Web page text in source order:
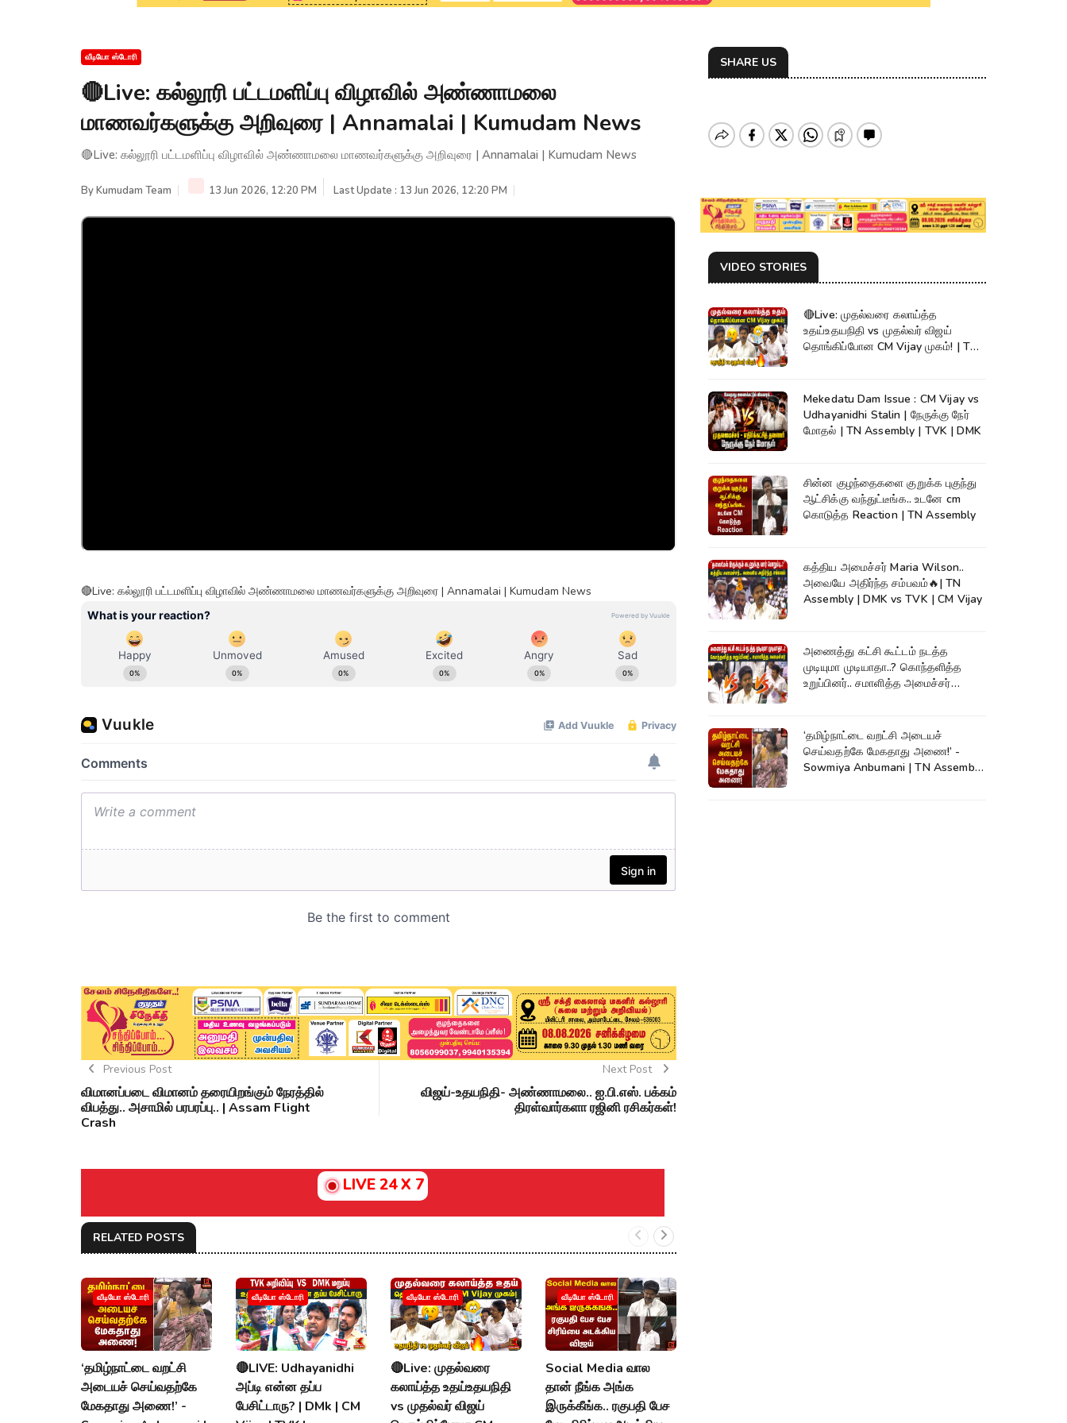
வீடியோ ஸ்டோரி
🔴Live: கல்லூரி பட்டமளிப்பு விழாவில் அண்ணாமலை
மாணவர்களுக்கு அறிவுரை | Annamalai | Kumudam News
🔴Live: கல்லூரி பட்டமளிப்பு விழாவில் அண்ணாமலை மாணவர்களுக்கு அறிவுரை | Annamalai | Kumudam News
ByKumudam Team 13 Jun 2026, 12:20 PM Last Update : 13 Jun 2026, 12:20 PM
🔴Live: கல்லூரி பட்டமளிப்பு விழாவில் அண்ணாமலை மாணவர்களுக்கு அறிவுரை | Annamalai | Kumudam News
Previous Post
விமானப்படை விமானம் தரையிறங்கும் நேரத்தில்
விபத்து.. அசாமில் பரபரப்பு.. | Assam Flight
Crash
Next Post
விஜய்-உதயநிதி- அண்ணாமலை.. ஐ.பி.எஸ். பக்கம்
திரள்வார்களா ரஜினி ரசிகர்கள்!
LIVE 24 X 7
RELATED POSTS
வீடியோ ஸ்டோரி
‘தமிழ்நாட்டை வறட்சி
அடையச் செய்வதற்கே
மேகதாது அணை!’ -
வீடியோ ஸ்டோரி
🔴LIVE: Udhayanidhi
அப்டி என்ன தப்ப
பேசிட்டாரு? | DMk | CM
வீடியோ ஸ்டோரி
🔴Live: முதல்வரை
கலாய்த்த உதய்உதயநிதி
vs முதல்வர் விஜய்
வீடியோ ஸ்டோரி
Social Media வால
தான் நீங்க அங்க
இருக்கீங்க.. ரகுபதி பேச
SHARE US
VIDEO STORIES
🔴Live: முதல்வரை கலாய்த்த
உதய்உதயநிதி vs முதல்வர் விஜய்
தொங்கிப்போன CM Vijay முகம்! | TN
Mekedatu Dam Issue : CM Vijay vs
Udhayanidhi Stalin | நேருக்கு நேர்
மோதல் | TN Assembly | TVK | DMK
சின்ன குழந்தைகளை குறுக்க புகுந்து
ஆட்சிக்கு வந்துட்டீங்க.. உடனே cm
கொடுத்த Reaction | TN Assembly
கத்திய அமைச்சர் Maria Wilson..
அவையே அதிர்ந்த சம்பவம்🔥| TN
Assembly | DMK vs TVK | CM Vijay
அணைத்து கட்சி கூட்டம் நடத்த
முடியுமா முடியாதா..? கொந்தளித்த
உறுப்பினர்.. சமாளித்த அமைச்சர்
‘தமிழ்நாட்டை வறட்சி அடையச்
செய்வதற்கே மேகதாது அணை!’ -
Sowmiya Anbumani | TN Assembly